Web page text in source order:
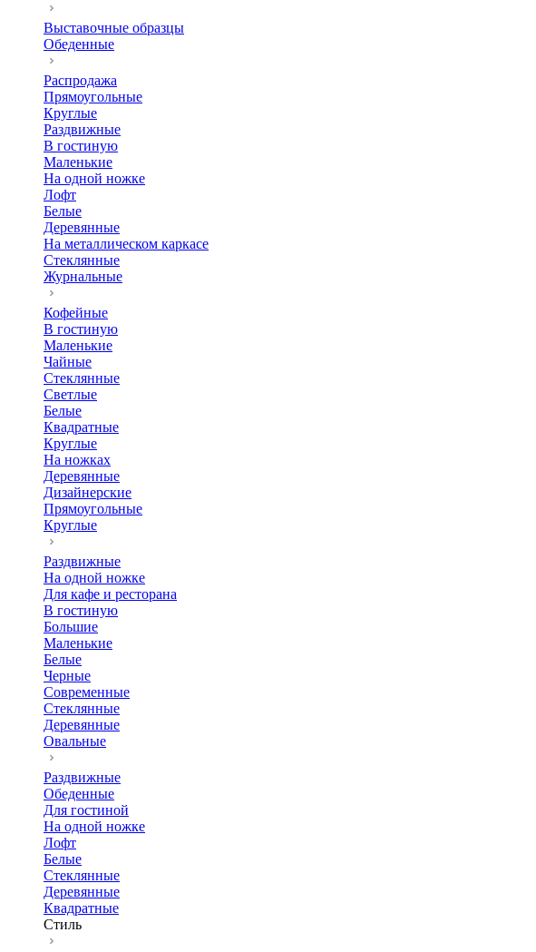
Выставочные образцы
Обеденные
Распродажа
Прямоугольные
Круглые
Раздвижные
В гостиную
Маленькие
На одной ножке
Лофт
Белые
Деревянные
На металлическом каркасе
Стеклянные
Журнальные
Кофейные
В гостиную
Маленькие
Чайные
Стеклянные
Светлые
Белые
Квадратные
Круглые
На ножках
Деревянные
Дизайнерские
Прямоугольные
Круглые
Раздвижные
На одной ножке
Для кафе и ресторана
В гостиную
Большие
Маленькие
Белые
Черные
Современные
Стеклянные
Деревянные
Овальные
Раздвижные
Обеденные
Для гостиной
На одной ножке
Лофт
Белые
Стеклянные
Деревянные
Квадратные
Стиль